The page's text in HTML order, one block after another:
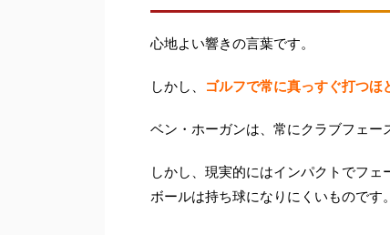
心地よい響きの言葉です。
しかし、 ゴルフで常に真っすぐ打つほ
ベン・ホーガンは、常にクラブフェー
しかし、現実的にはインパクトでフ
ボールは持ち球になりにくいものです。